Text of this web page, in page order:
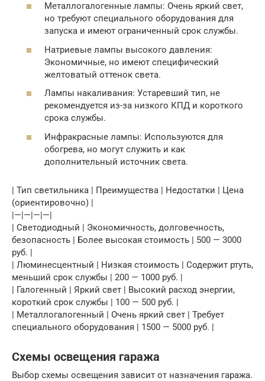
Металлогалогенные лампы: Очень яркий свет,
но требуют специального оборудования для
запуска и имеют ограниченный срок службы.
Натриевые лампы высокого давления:
Экономичные, но имеют специфический
желтоватый оттенок света.
Лампы накаливания: Устаревший тип, не
рекомендуется из-за низкого КПД и короткого
срока службы.
Инфракрасные лампы: Используются для
обогрева, но могут служить и как
дополнительный источник света.
| Тип светильника | Преимущества | Недостатки | Цена
(ориентировочно) |
|—|—|—|—|
| Светодиодный | Экономичность, долговечность,
безопасность | Более высокая стоимость | 500 — 3000
руб. |
| Люминесцентный | Низкая стоимость | Содержит ртуть,
меньший срок службы | 200 — 1000 руб. |
| Галогенный | Яркий свет | Высокий расход энергии,
короткий срок службы | 100 — 500 руб. |
| Металлогалогенный | Очень яркий свет | Требует
специального оборудования | 1500 — 5000 руб. |
Схемы освещения гаража
Выбор схемы освещения зависит от назначения гаража.